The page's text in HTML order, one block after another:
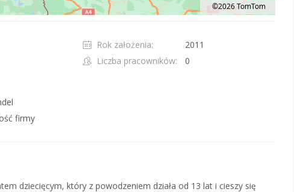
©2026 TomTom
Rok założenia:
2011
Liczba pracowników:
0
firmy
dziecięcym, który z powodzeniem działa od 13 lat i cieszy się